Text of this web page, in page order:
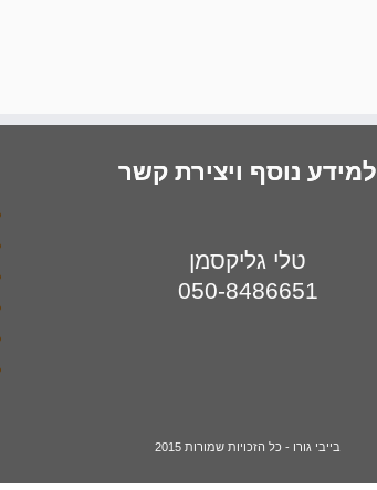
למידע נוסף ויצירת קשר
טלי גליקסמן
050-8486651
בייבי גורו - כל הזכויות שמורות 2015